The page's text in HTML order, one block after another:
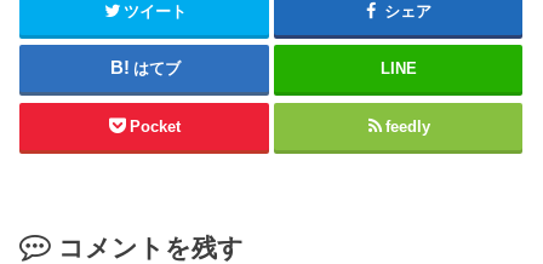
ツイート シェア
はてブ LINE
Pocket feedly
コメントを残す